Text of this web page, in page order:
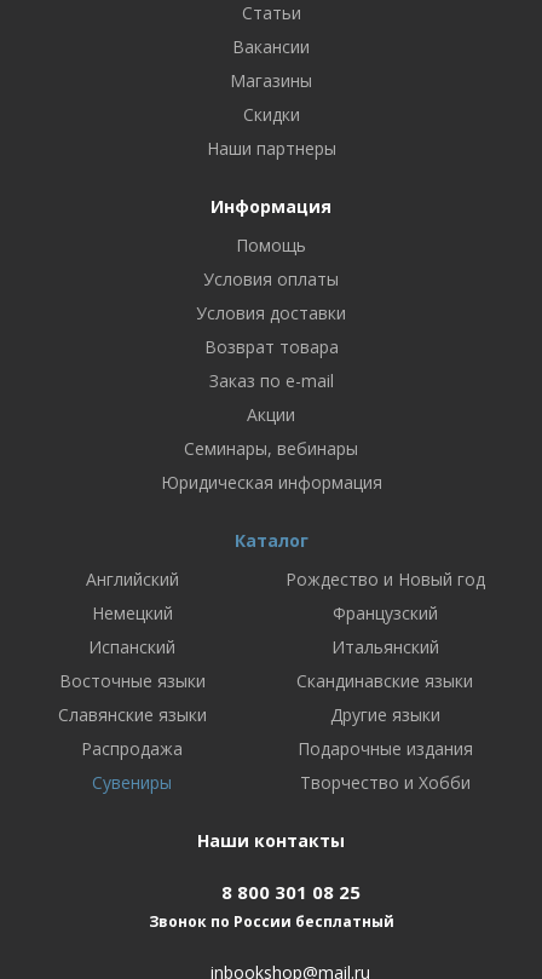
Статьи
Вакансии
Магазины
Скидки
Наши партнеры
Информация
Помощь
Условия оплаты
Условия доставки
Возврат товара
Заказ по e-mail
Акции
Семинары, вебинары
Юридическая информация
Каталог
Английский
Рождество и Новый год
Немецкий
Французский
Испанский
Итальянский
Восточные языки
Скандинавские языки
Славянские языки
Другие языки
Распродажа
Подарочные издания
Сувениры
Творчество и Хобби
Наши контакты
8 800 301 08 25
Звонок по России бесплатный
inbookshop@mail.ru